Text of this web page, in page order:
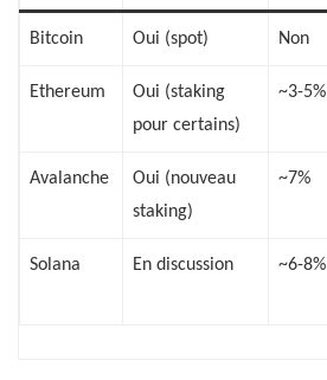
Bitcoin Oui (spot) Non
Ethereum
Oui (staking
pour certains)
~3-5%
Avalanche
Oui (nouveau
staking)
~7%
Solana En discussion ~6-8%